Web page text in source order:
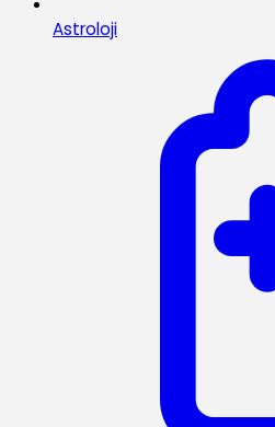
Astroloji